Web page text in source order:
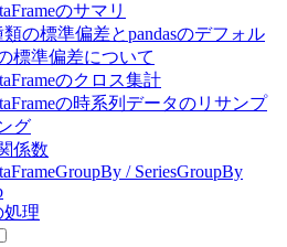
のサマリ
類の標準偏差とpandasのデフォル
標準偏差について
のクロス集計
の時系列データのリサンプ
グ
係数
/ SeriesGroupBy
処理